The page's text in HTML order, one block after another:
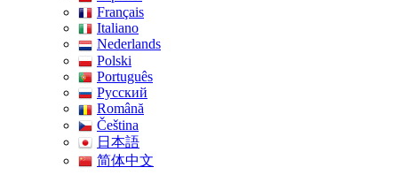
Français
Italiano
Nederlands
Polski
Português
Pусский
Română
Čeština
日本語
简体中文